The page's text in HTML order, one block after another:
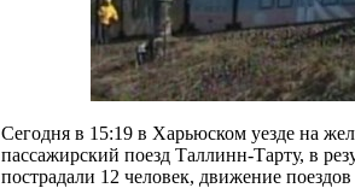
Сегодня в 15:19 в Харьюском уезде на
пассажирский поезд Таллинн-Тарту, в
пострадали 12 человек, движение